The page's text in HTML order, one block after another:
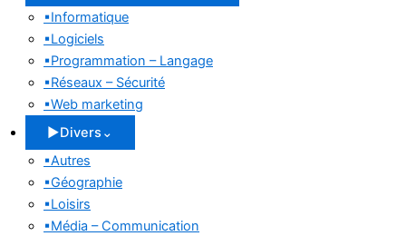
▪Informatique
▪Logiciels
▪Programmation – Langage
▪Réseaux – Sécurité
▪Web marketing
▶Divers ⌄
▪Autres
▪Géographie
▪Loisirs
▪Média – Communication